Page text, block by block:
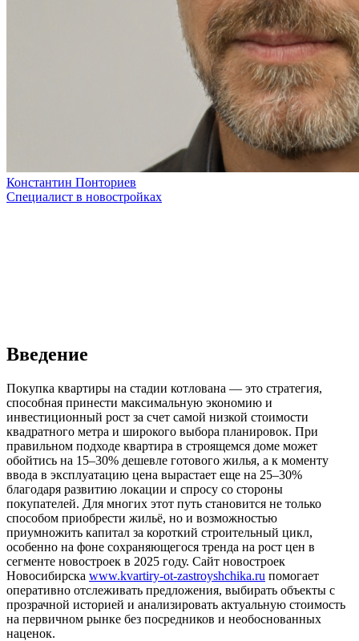
Константин Понториев
Специалист в новостройках
Введение
Покупка квартиры на стадии котлована — это стратегия,
способная принести максимальную экономию и
инвестиционный рост за счет самой низкой стоимости
квадратного метра и широкого выбора планировок. При
правильном подходе квартира в строящемся доме может
обойтись на 15–30% дешевле готового жилья, а к моменту
ввода в эксплуатацию цена вырастает еще на 25–30%
благодаря развитию локации и спросу со стороны
покупателей. Для многих этот путь становится не только
способом приобрести жильё, но и возможностью
приумножить капитал за короткий строительный цикл,
особенно на фоне сохраняющегося тренда на рост цен в
сегменте новостроек в 2025 году. Сайт новостроек
Новосибирска www.kvartiry-ot-zastroyshchika.ru помогает
оперативно отслеживать предложения, выбирать объекты с
прозрачной историей и анализировать актуальную стоимость
на первичном рынке без посредников и необоснованных
наценок.